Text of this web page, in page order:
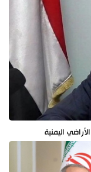
اليمنية